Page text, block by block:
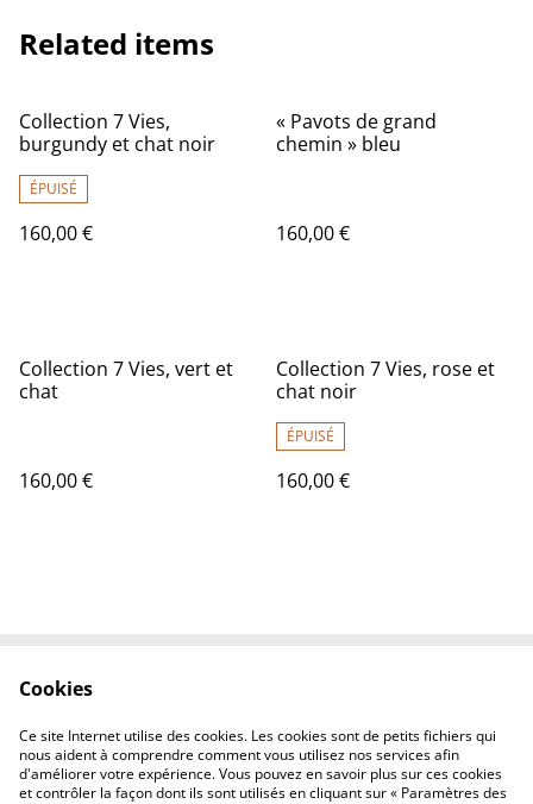
Related items
Collection 7 Vies,
burgundy et chat noir
ÉPUISÉ
160,00 €
« Pavots de grand
chemin » bleu
160,00 €
Collection 7 Vies, vert et
chat
160,00 €
Collection 7 Vies, rose et
chat noir
ÉPUISÉ
160,00 €
Politique de
confidentialité
Politique de cookies
Cookies
Ce site Internet utilise des cookies. Les cookies sont de petits fichiers qui
nous aident à comprendre comment vous utilisez nos services afin
d'améliorer votre expérience. Vous pouvez en savoir plus sur ces cookies
et contrôler la façon dont ils sont utilisés en cliquant sur « Paramètres des